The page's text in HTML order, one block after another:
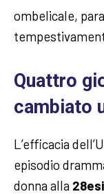
ombelicale,
Quattro
cambiato
L’efficacia
episodio
donna alla